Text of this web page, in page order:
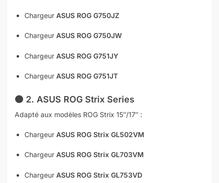
Chargeur ASUS ROG G750JZ
Chargeur ASUS ROG G750JW
Chargeur ASUS ROG G751JY
Chargeur ASUS ROG G751JT
🟠 2. ASUS ROG Strix Series
Adapté aux modèles ROG Strix 15″/17″ :
Chargeur ASUS ROG Strix GL502VM
Chargeur ASUS ROG Strix GL703VM
Chargeur ASUS ROG Strix GL753VD